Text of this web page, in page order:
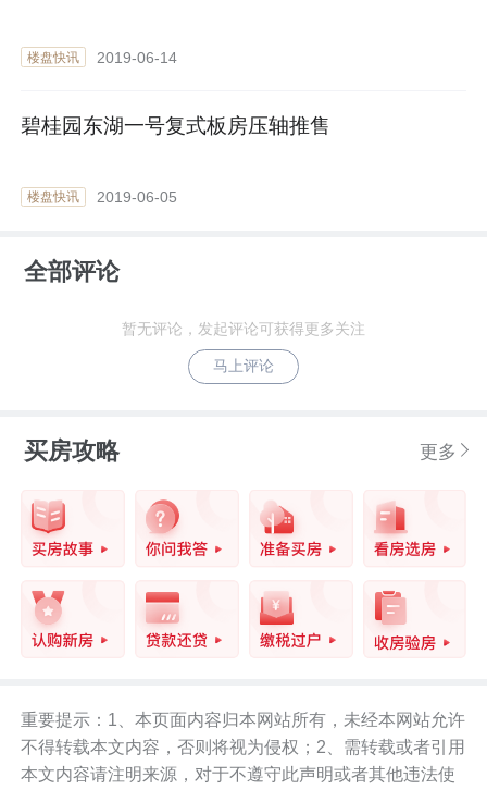
楼盘快讯 2019-06-14
碧桂园东湖一号复式板房压轴推售
楼盘快讯 2019-06-05
全部评论
暂无评论，发起评论可获得更多关注
马上评论
买房攻略 更多
重要提示：1、本页面内容归本网站所有，未经本网站允许
不得转载本文内容，否则将视为侵权；2、需转载或者引用
本文内容请注明来源，对于不遵守此声明或者其他违法使